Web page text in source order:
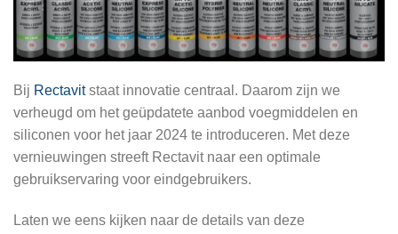
Bij Rectavitstaat innovatie centraal. Daarom zijn we
verheugd om het geüpdatete aanbod voegmiddelen en
siliconen voor het jaar 2024 te introduceren. Met deze
vernieuwingen streeft Rectavit naar een optimale
gebruikservaring voor eindgebruikers.
Laten we eens kijken naar de details van deze